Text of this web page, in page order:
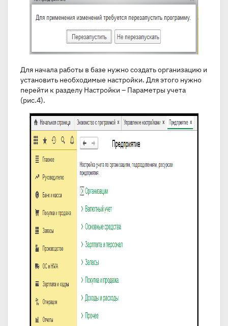
Для начала работы в базе нужно создать организацию и
установить необходимые настройки. Для этого нужно
перейти к разделу Настройки – Параметры учета
(рис.4).